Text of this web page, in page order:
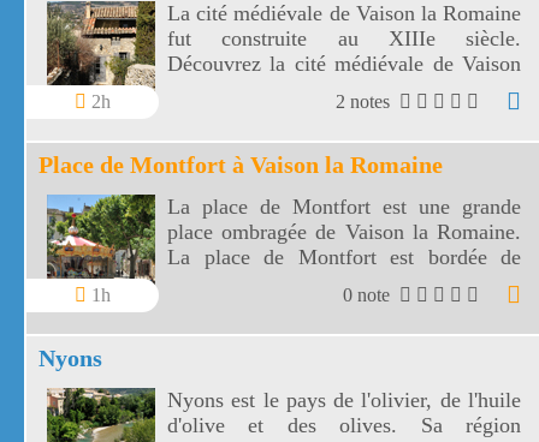
2h
La cité médiévale de Vaison la Romaine
fut construite au XIIIe siècle.
Découvrez la cité médiévale de Vaison
la Romaine en flânant dans ses petites
2 notes
Place de Montfort à Vaison la Romaine
1h
La place de Montfort est une grande
place ombragée de Vaison la Romaine.
La place de Montfort est bordée de
terrasses de cafés et de restaurants.
0 note
Nyons
Nyons est le pays de l'olivier, de l'huile
d'olive et des olives. Sa région